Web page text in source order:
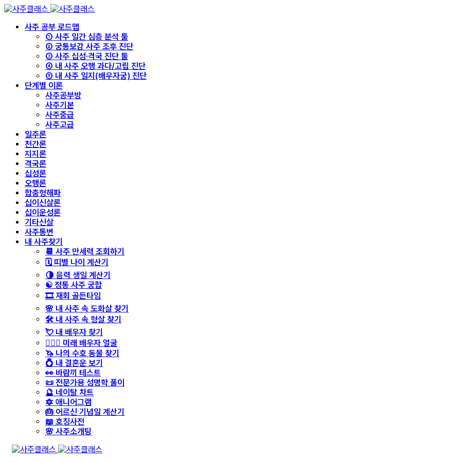
사주 공부 로드맵
① 사주 일간 심층 분석 툴
② 궁통보감 사주 조후 진단
③ 사주 십성·격국 진단 툴
④ 내 사주 오행 과다/고립 진단
⑤ 내 사주 일지(배우자궁) 진단
단계별 이론
사주공부방
사주기본
사주중급
사주고급
일주론
천간론
지지론
격국론
십성론
오행론
합충형해파
십이신살론
십이운성론
기타신살
사주통변
내 사주찾기
📆 사주 만세력 조회하기
🗓️ 띠별 나이 계산기
🌗 음력 생일 계산기
☯️ 정통 사주 궁합
🎞️ 재회 골든타임
🌸 내 사주 속 도화살 찾기
🛠️ 내 사주 속 형살 찾기
💘 내 배우자 찾기
👩‍❤️‍👨 미래 배우자 얼굴
🦄 나의 수호 동물 찾기
💍 내 결혼운 보기
👀 바람끼 테스트
📜 전문가용 성명학 풀이
🔮 네이탈 차트
🔯 애니어그램
🎂 어르신 기념일 계산기
📖 호칭사전
🌸 사주소개팅